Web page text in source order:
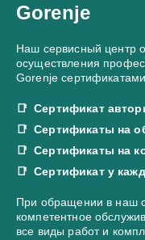
Gorenje
Наш сервисный центр
осуществления
Gorenje
Сертификат
Сертификаты на
Сертификаты на
Сертификат у
При обращении в наш
компетентное
все виды работ и